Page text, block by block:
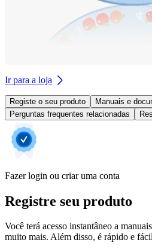
Ir para a loja
Registe o seu produto
Manuais e
Perguntas frequentes relacionadas
Fazer login ou criar uma conta
Registre seu produto
Você terá acesso instantâneo a
muito mais. Além disso, é rápido e